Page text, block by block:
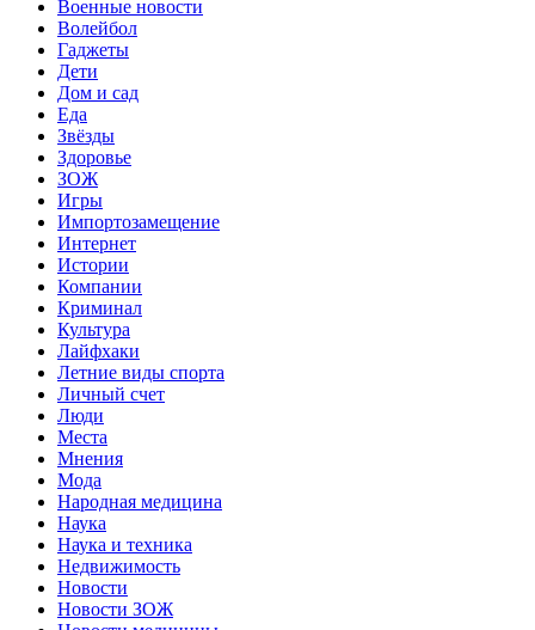
Военные новости
Волейбол
Гаджеты
Дети
Дом и сад
Еда
Звёзды
Здоровье
ЗОЖ
Игры
Импортозамещение
Интернет
Истории
Компании
Криминал
Культура
Лайфхаки
Летние виды спорта
Личный счет
Люди
Места
Мнения
Мода
Народная медицина
Наука
Наука и техника
Недвижимость
Новости
Новости ЗОЖ